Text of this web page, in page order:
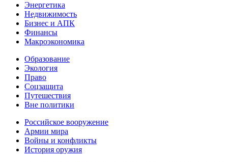
Энергетика
Недвижимость
Бизнес и АПК
Финансы
Макроэкономика
Образование
Экология
Право
Соцзащита
Путешествия
Вне политики
Российское вооружение
Армии мира
Войны и конфликты
История оружия